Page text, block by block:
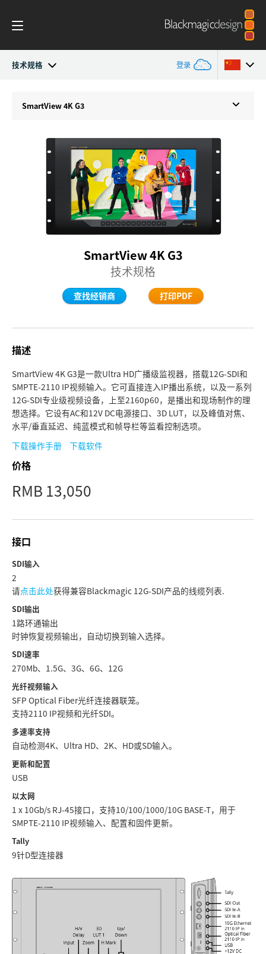
技术规格 登录
Austria
Brazil
Canada
France
Germany
India
Italy
Japan
Mexico
Norway
Portugal
South Africa
Spain
Sweden
中华台北
UAE
United States
SmartView 4K G3
SmartView 4K G3
技术规格
查找经销商 打印PDF
描述
SmartView 4K G3是一款Ultra HD广播级监视器，搭载12G-SDI和
SMPTE-2110 IP视频输入。它可直接连入IP播出系统，以及一系列
12G-SDI专业级视频设备，上至2160p60，是播出和现场制作的理
想选择。它设有AC和12V DC电源接口、3D LUT，以及峰值对焦、
水平/垂直延迟、纯蓝模式和帧导栏等监看控制选项。
下载操作手册
下载软件
价格
RMB 13,050
接口
SDI输入
2
请点击此处获得兼容Blackmagic 12G-SDI产品的线缆列表.
SDI输出
1路环通输出
时钟恢复视频输出，自动切换到输入选择。
SDI速率
270Mb、1.5G、3G、6G、12G
光纤视频输入
SFP Optical Fiber光纤连接器联笼。
支持2110 IP视频和光纤SDI。
多速率支持
自动检测4K、Ultra HD、2K、HD或SD输入。
更新和配置
USB
以太网
1 x 10Gb/s RJ‑45接口，支持10/100/1000/10G BASE-T，用于
SMPTE-2110 IP视频输入、配置和固件更新。
Tally
9针D型连接器